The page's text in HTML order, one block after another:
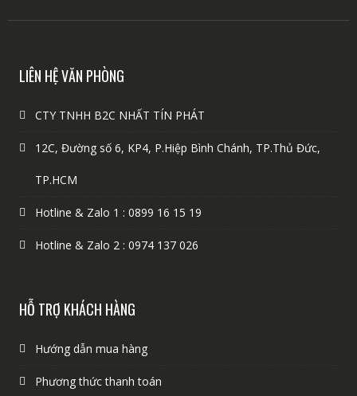
LIÊN HỆ VĂN PHÒNG
CTY TNHH B2C NHẤT TÍN PHÁT
12C, Đường số 6, KP4, P.Hiệp Bình Chánh, TP.Thủ Đức,
TP.HCM
Hotline & Zalo 1 : 0899 16 15 19
Hotline & Zalo 2 : 0974 137 026
HỖ TRỢ KHÁCH HÀNG
Hướng dẫn mua hàng
Phương thức thanh toán